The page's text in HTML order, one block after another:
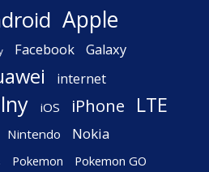
Apple
Facebook Galaxy
internet
iOS iPhone LTE
Nintendo Nokia
Pokemon Pokemon GO